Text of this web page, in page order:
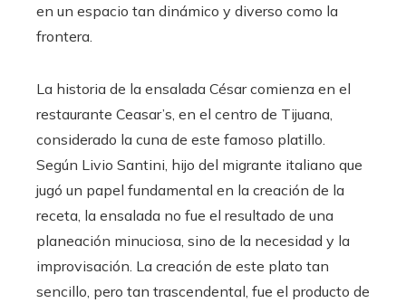
en un espacio tan dinámico y diverso como la
frontera.
La historia de la ensalada César comienza en el
restaurante Ceasar’s, en el centro de Tijuana,
considerado la cuna de este famoso platillo.
Según Livio Santini, hijo del migrante italiano que
jugó un papel fundamental en la creación de la
receta, la ensalada no fue el resultado de una
planeación minuciosa, sino de la necesidad y la
improvisación. La creación de este plato tan
sencillo, pero tan trascendental, fue el producto de